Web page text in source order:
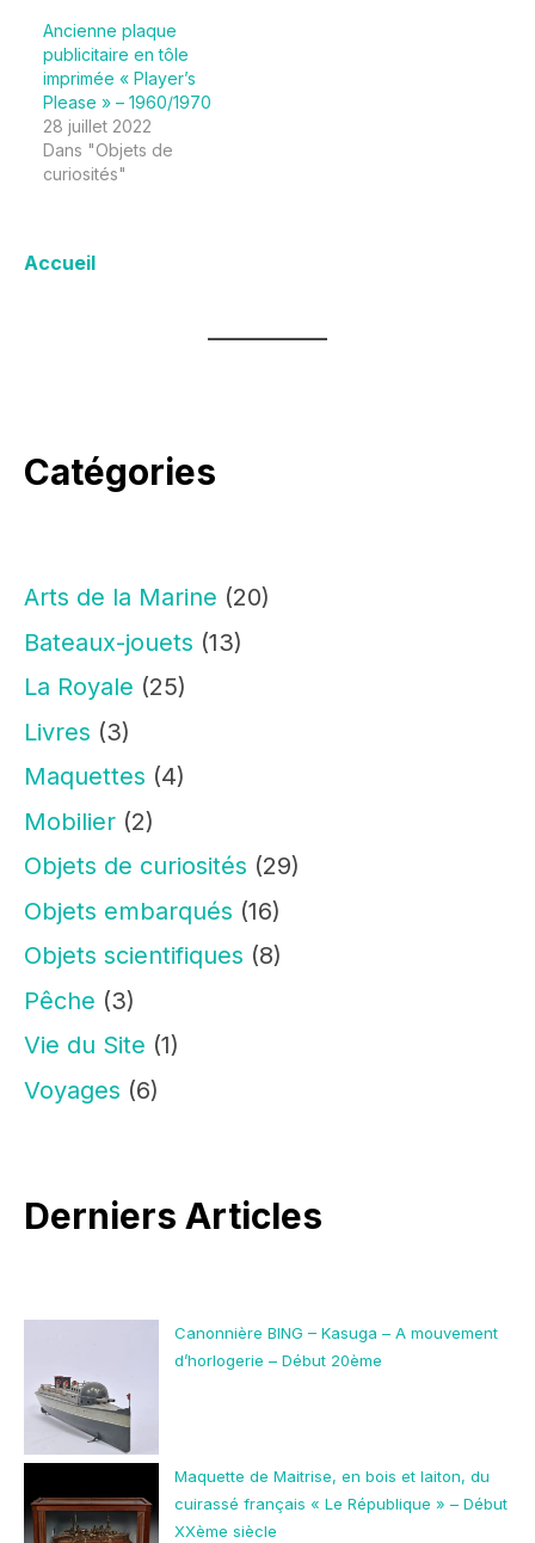
Ancienne plaque
publicitaire en tôle
imprimée « Player’s
Please » – 1960/1970
28 juillet 2022
Dans "Objets de
curiosités"
Accueil
Catégories
Arts de la Marine (20)
Bateaux-jouets (13)
La Royale (25)
Livres (3)
Maquettes (4)
Mobilier (2)
Objets de curiosités (29)
Objets embarqués (16)
Objets scientifiques (8)
Pêche (3)
Vie du Site (1)
Voyages (6)
Derniers Articles
Canonnière BING – Kasuga – A mouvement
d’horlogerie – Début 20ème
Maquette de Maitrise, en bois et laiton, du
cuirassé français « Le République » – Début
XXème siècle